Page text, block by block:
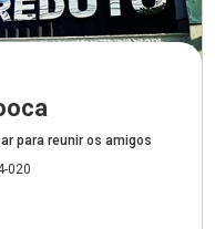
para reunir os amigos
020